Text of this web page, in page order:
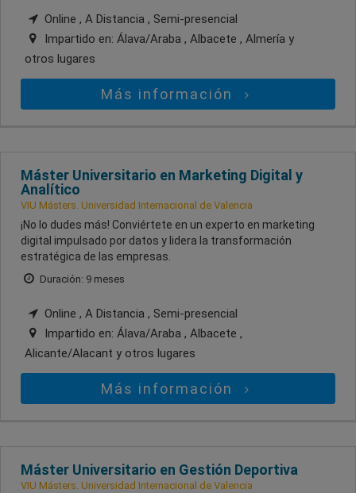
Online , A Distancia , Semi-presencial
Impartido en: Álava/Araba , Albacete , Almería y
otros lugares
Más información
Máster Universitario en Marketing Digital y
Analítico
VIU Másters. Universidad Internacional de Valencia
¡No lo dudes más! Conviértete en un experto en marketing
digital impulsado por datos y lidera la transformación
estratégica de las empresas.
Duración: 9 meses
Online , A Distancia , Semi-presencial
Impartido en: Álava/Araba , Albacete ,
Alicante/Alacant y otros lugares
Más información
Máster Universitario en Gestión Deportiva
VIU Másters. Universidad Internacional de Valencia